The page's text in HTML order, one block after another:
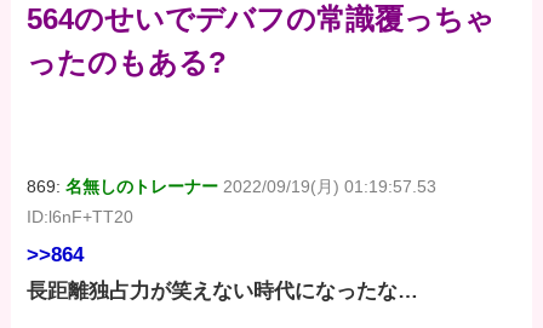
564のせいでデバフの常識覆っちゃ
ったのもある?
869:名無しのトレーナー 2022/09/19(月) 01:19:57.53
ID:l6nF+TT20
>>864
長距離独占力が笑えない時代になったな…